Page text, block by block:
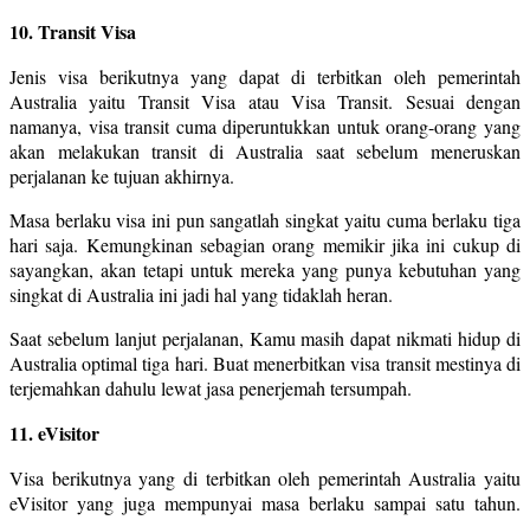
10. Transit Visa
Jenis visa berikutnya yang dapat di terbitkan oleh pemerintah
Australia yaitu Transit Visa atau Visa Transit. Sesuai dengan
namanya, visa transit cuma diperuntukkan untuk orang-orang yang
akan melakukan transit di Australia saat sebelum meneruskan
perjalanan ke tujuan akhirnya.
Masa berlaku visa ini pun sangatlah singkat yaitu cuma berlaku tiga
hari saja. Kemungkinan sebagian orang memikir jika ini cukup di
sayangkan, akan tetapi untuk mereka yang punya kebutuhan yang
singkat di Australia ini jadi hal yang tidaklah heran.
Saat sebelum lanjut perjalanan, Kamu masih dapat nikmati hidup di
Australia optimal tiga hari. Buat menerbitkan visa transit mestinya di
terjemahkan dahulu lewat jasa penerjemah tersumpah.
11. eVisitor
Visa berikutnya yang di terbitkan oleh pemerintah Australia yaitu
eVisitor yang juga mempunyai masa berlaku sampai satu tahun.